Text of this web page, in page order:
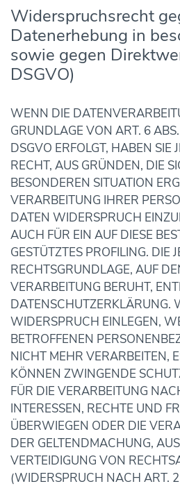
Widerspruchsrecht
Datenerhebung in
sowie gegen
DSGVO)
WENN DIE
GRUNDLAGE VON ART. 6
DSGVO ERFOLGT, HABEN SIE
RECHT, AUS GRÜNDEN, DIE
BESONDEREN SITUATION
VERARBEITUNG IHRER
DATEN WIDERSPRUCH
AUCH FÜR EIN AUF DIESE
GESTÜTZTES PROFILING. DIE
RECHTSGRUNDLAGE, AUF
VERARBEITUNG BERUHT,
DATENSCHUTZERKLÄRUNG.
WIDERSPRUCH EINLEGEN,
BETROFFENEN
NICHT MEHR VERARBEITEN,
KÖNNEN ZWINGENDE
FÜR DIE VERARBEITUNG
INTERESSEN, RECHTE UND
ÜBERWIEGEN ODER DIE
DER GELTENDMACHUNG,
VERTEIDIGUNG VON
(WIDERSPRUCH NACH ART.